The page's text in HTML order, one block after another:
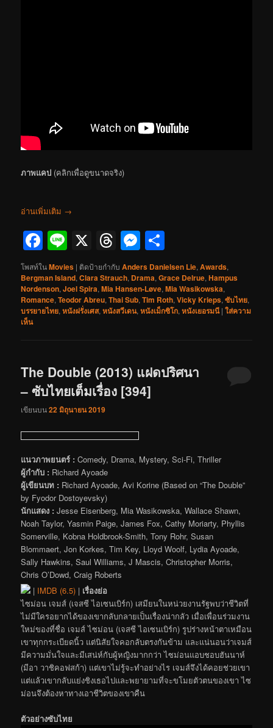
ภาพแคป (คลิกเพื่อดูขนาดจริง)
อ่านเพิ่มเติม →
Facebook
Line
X Threads
Messenger
โพสท์ในMovies | ติดป้ายกำกับ Anders Danielsen Lie,Awards,
Bergman Island,Clara Strauch, Drama,Grace Delrue,Hampus
Nordenson,Joel Spira,Mia Hansen-Løve,Mia Wasikowska,
Romance,Teodor Abreu,Thai Sub,Tim Roth,Vicky Krieps,ซับไทย,
บรรยายไทย,หนังฝรั่งเศส,หนังสวีเดน,หนังเม็กซิโก,หนังเยอรมนี |ใส่ความ
เห็น
The Double (2013) แฝดปริศนา
– ซับไทยเต็มเรื่อง [394]
เขียนบน22 มิถุนายน 2019
แนวภาพยนตร์ : Comedy, Drama, Mystery, Sci-Fi, Thriller
ผู้กำกับ : Richard Ayoade
ผู้เขียนบท : Richard Ayoade, Avi Korine (Based on “The Double”
by Fyodor Dostoyevsky)
นักแสดง : Jesse Eisenberg, Mia Wasikowska, Wallace Shawn,
Noah Taylor, Yasmin Paige, James Fox, Cathy Moriarty, Phyllis
Somerville, Kobna Holdbrook-Smith, Tony Rohr, Susan
Blommaert, Jon Korkes, Tim Key, Lloyd Woolf, Lydia Ayoade,
Sally Hawkins, Saul Williams, J Mascis, Christopher Morris,
Chris O’Dowd, Craig Roberts
| IMDB (6.5) | เรื่องย่อ
ไซม่อน เจมส์ (เจสซี ไอเซนเบิร์ก) เสมียนในหน่วยงานรัฐพบว่าชีวิตที่
ไม่มีใครอยากได้ของเขากลับกลายเป็นเรื่องน่ากลัว เมื่อเพื่อนร่วมงาน
ใหม่ของที่ชื่อ เจมส์ ไซม่อน (เจสซี ไอเซนเบิร์ก) รูปร่างหน้าตาเหมือน
เขาทุกกระเบียดนิ้ว แต่นิสัยใจคอกลับตรงกันข้าม และแน่นอนว่าเจมส์
มีความมั่นใจและมีเสน่ห์กับผู้หญิงมากกว่า ไซม่อนแอบชอบฮันนาห์
(มีอา วาชิคอฟสก้า) แต่เขาไม่รู้จะทำอย่างไร เจมส์จึงได้คอยช่วยเขา
แต่แล้วเขากลับแย่งชิงเธอไปและพยายามที่จะขโมยตัวตนของเขา ไซ
ม่อนจึงต้องหาทางเอาชีวิตของเขาคืน
ตัวอย่างซับไทย